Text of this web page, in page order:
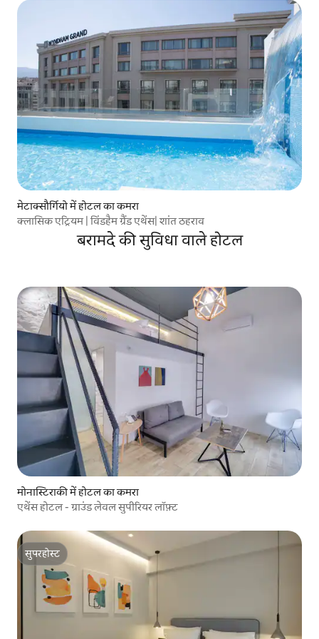
मेटाक्सौर्गियो में होटल का कमरा
क्लासिक एट्रियम | विंडहैम ग्रैंड एथेंस| शांत ठहराव
बरामदे की सुविधा वाले होटल
मोनास्टिराकी में होटल का कमरा
एथेंस होटल - ग्राउंड लेवल सुपीरियर लॉफ़्ट
सुपरहोस्ट
सुपरहोस्ट